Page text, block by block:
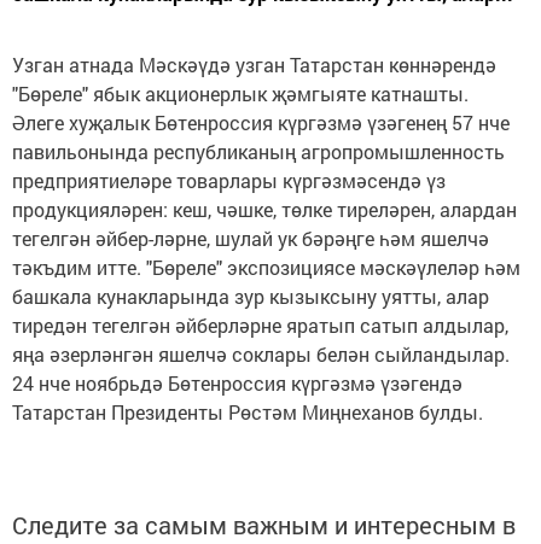
Узган атнада Мәскәүдә узган Татарстан көннәрендә
"Бөреле" ябык акционерлык җәмгыяте катнашты.
Әлеге хуҗалык Бөтенроссия күргәзмә үзәгенең 57 нче
павильонында республиканың агропромышленность
предприятиеләре товарлары күргәзмәсендә үз
продукцияләрен: кеш, чәшке, төлке тиреләрен, алардан
тегелгән әйбер-ләрне, шулай ук бәрәңге һәм яшелчә
тәкъдим итте. "Бөреле" экспозициясе мәскәүлеләр һәм
башкала кунакларында зур кызыксыну уятты, алар
тиредән тегелгән әйберләрне яратып сатып алдылар,
яңа әзерләнгән яшелчә соклары белән сыйландылар.
24 нче ноябрьдә Бөтенроссия күргәзмә үзәгендә
Татарстан Президенты Рөстәм Миңнеханов булды.
Следите за самым важным и интересным в